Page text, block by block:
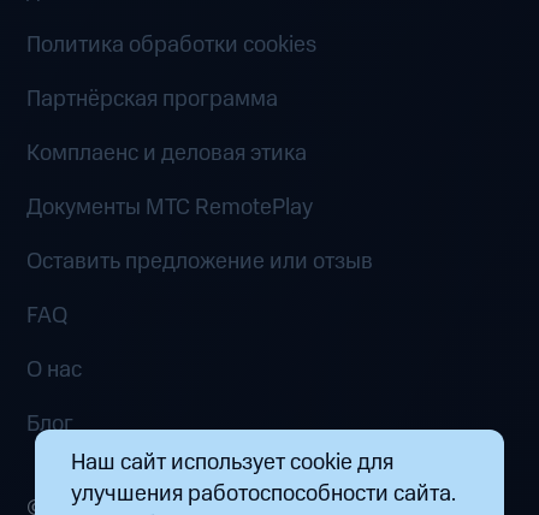
Наш сайт использует cookie для
улучшения работоспособности сайта.
Политика обработки cookies
Партнёрская программа
Комплаенс и деловая этика
Документы MTC RemotePlay
Оставить предложение или отзыв
FAQ
О нас
Блог